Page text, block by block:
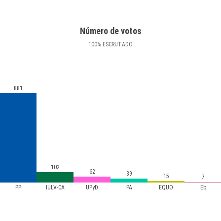
Número de votos
100% ESCRUTADO
PP IULV-CA UPyD PA EQUO Eb
881
102
62 39 15 7